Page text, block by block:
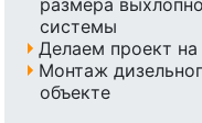
системы
Делаем проект
Монтаж
объекте